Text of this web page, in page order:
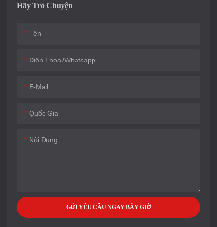
Hãy Trò Chuyện
Tên
Điện Thoại/whatsapp
E-Mail
Quốc Gia
Nội Dung
GỬI YÊU CẦU NGAY BÂY GIỜ